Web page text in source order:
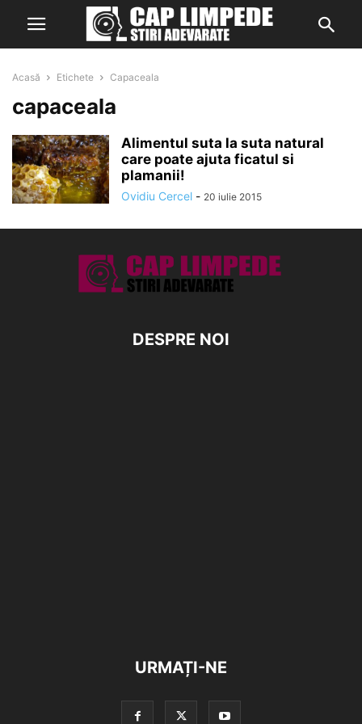
Acasă Etichete Capaceala
capaceala
Alimentul suta la suta natural
care poate ajuta ficatul si
plamanii!
Ovidiu Cercel - 20 iulie 2015
DESPRE NOI
URMAȚI-NE